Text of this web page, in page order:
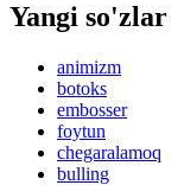
Yangi so'zlar
animizm
botoks
embosser
foytun
chegaralamoq
bulling